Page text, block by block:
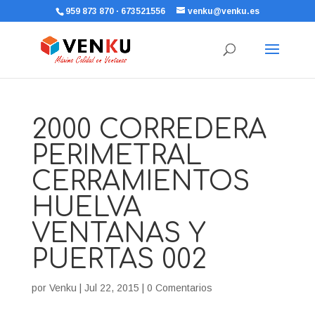
959 873 870 · 673521556 venku@venku.es
2000 CORREDERA
PERIMETRAL
CERRAMIENTOS
HUELVA
VENTANAS Y
PUERTAS 002
por Venku Jul 22, 2015 0 Comentarios